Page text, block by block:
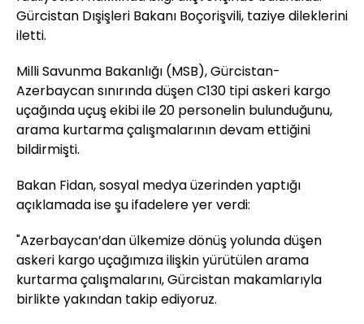
Gürcistan Dışişleri Bakanı Boçorişvili, taziye dileklerini
iletti.
Milli Savunma Bakanlığı (MSB), Gürcistan-
Azerbaycan sınırında düşen C130 tipi askeri kargo
uçağında uçuş ekibi ile 20 personelin bulunduğunu,
arama kurtarma çalışmalarının devam ettiğini
bildirmişti.
Bakan Fidan, sosyal medya üzerinden yaptığı
açıklamada ise şu ifadelere yer verdi:
"Azerbaycan’dan ülkemize dönüş yolunda düşen
askeri kargo uçağımıza ilişkin yürütülen arama
kurtarma çalışmalarını, Gürcistan makamlarıyla
birlikte yakından takip ediyoruz.